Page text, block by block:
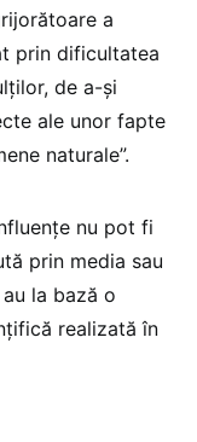
a
prin dificultatea
de a-și
ale unor fapte
naturale”.
nu pot fi
prin media sau
la bază o
realizată în